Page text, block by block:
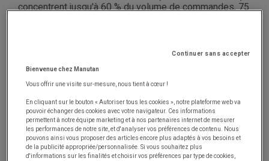
concentrent jusqu'à 60 % du volume de commandes, 75
processus, erreurs et retours, trop large portefeuille de
fournisseurs, nombreuses livraisons, service après-
vente, etc.
Dès lors, il semble essentiel d'avoir une représentation
claire de sa gestion des achats indirects (dépenses,
processus, politique achats...) pour mettre cette
catégorie sous contrôle. C'est ainsi que les directions
achats pourront réaliser des économies substantielles,
gagner en efficience et mieux satisfaire leurs clients
internes.
Continuer sans accepter
Bienvenue chez Manutan
Vous offrir une visite sur-mesure, nous tient à cœur !
En cliquant sur le bouton « Autoriser tous les cookies », notre plateforme web va
pouvoir échanger des cookies avec votre navigateur. Ces informations
permettent à notre équipe marketing et à nos partenaires internet de mesurer
les performances de notre site, et d'analyser vos préférences de contenu. Nous
pouvons ainsi vous proposer des articles encore plus adaptés à vos besoins et
de la publicité appropriée/personnalisée. Si vous souhaitez plus
d'informations sur les finalités et choisir vos préférences par type de cookies,